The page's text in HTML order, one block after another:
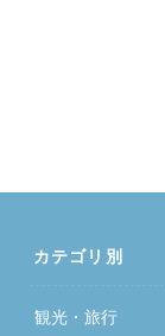
カテゴリ別
観光・旅行